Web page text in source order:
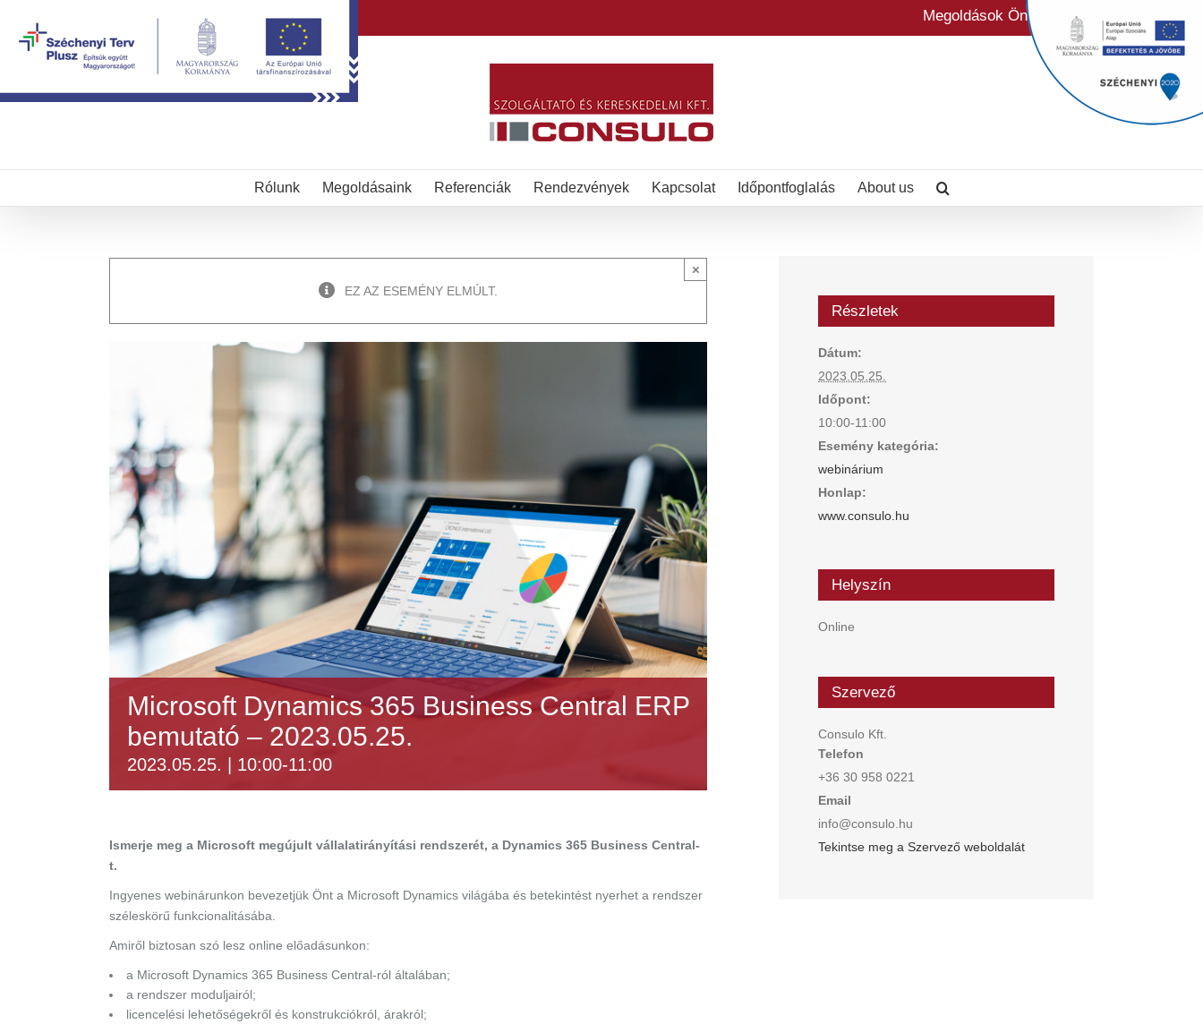
Megoldások Önre szabva
Rólunk Megoldásaink Referenciák Rendezvények Kapcsolat Időpontfoglalás About us
EZ AZ ESEMÉNY ELMÚLT.
×
Microsoft Dynamics 365 Business Central ERP
bemutató – 2023.05.25.
2023.05.25. | 10:00-11:00
Ismerje meg a Microsoft megújult vállalatirányítási rendszerét, a Dynamics 365 Business Central-
t.
Ingyenes webinárunkon bevezetjük Önt a Microsoft Dynamics világába és betekintést nyerhet a rendszer
széleskörű funkcionalitásába.
Amiről biztosan szó lesz online előadásunkon:
a Microsoft Dynamics 365 Business Central-ról általában;
a rendszer moduljairól;
licencelési lehetőségekről és konstrukciókról, árakról;
Részletek
Dátum:
2023.05.25.
Időpont:
10:00-11:00
Esemény kategória:
webinárium
Honlap:
www.consulo.hu
Helyszín
Online
Szervező
Consulo Kft.
Telefon
+36 30 958 0221
Email
info@consulo.hu
Tekintse meg a Szervező weboldalát